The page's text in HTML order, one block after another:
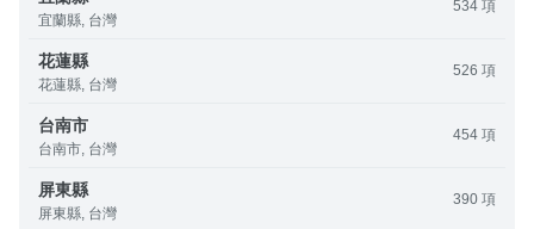
宜蘭縣, 台灣
534 項
花蓮縣
花蓮縣, 台灣
526 項
台南市
台南市, 台灣
454 項
屏東縣
屏東縣, 台灣
390 項